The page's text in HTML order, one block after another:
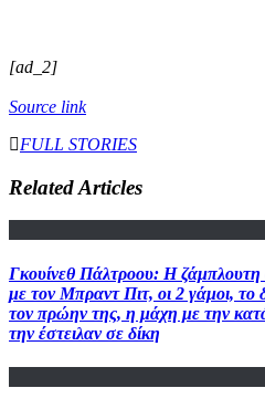
[ad_2]
Source link
FULL STORIES
Related Articles
Γκουίνεθ Πάλτροου: Η
με τον Μπραντ Πιτ, οι 2 γάμοι, το
τον πρώην της, η μάχη με την
την έστειλαν σε δίκη